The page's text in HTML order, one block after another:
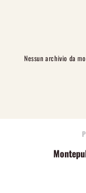
Nessun archivio da